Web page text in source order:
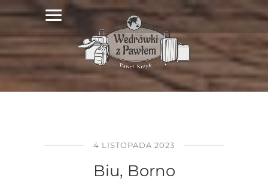
4 LISTOPADA 2023
Biu, Borno